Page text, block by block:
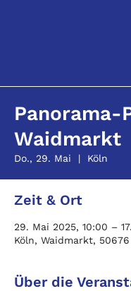
Panorama-
Waidmarkt
Do., 29. Mai
  |
Köln
Zeit & Ort
29. Mai 2025, 10:00 –
Köln, Waidmarkt,
Über die